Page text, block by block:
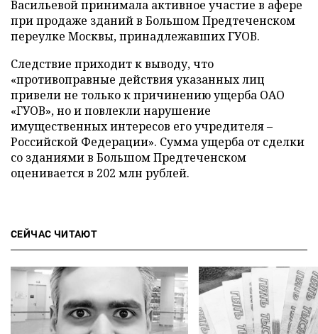
Васильевой принимала активное участие в афере
при продаже зданий в Большом Предтеченском
переулке Москвы, принадлежавших ГУОВ.
Следствие приходит к выводу, что
«противоправные действия указанных лиц
привели не только к причинению ущерба ОАО
«ГУОВ», но и повлекли нарушение
имущественных интересов его учредителя –
Российской Федерации». Сумма ущерба от сделки
со зданиями в Большом Предтеченском
оценивается в 202 млн рублей.
СЕЙЧАС ЧИТАЮТ